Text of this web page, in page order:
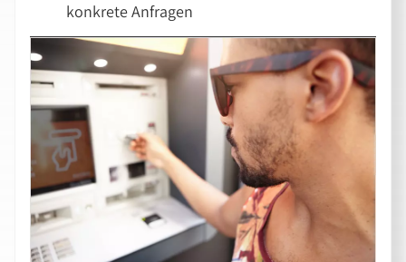
konkrete Anfragen